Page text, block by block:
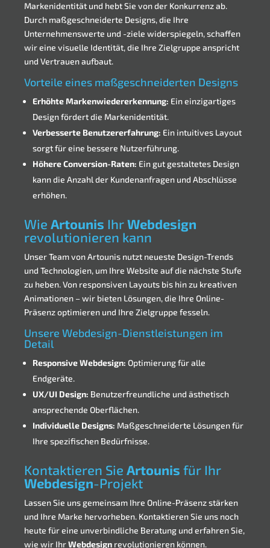
Markenidentität und hebt Sie von der Konkurrenz ab.
Durch maßgeschneiderte Designs, die Ihre
Unternehmenswerte und -ziele widerspiegeln, schaffen
wir eine visuelle Identität, die Ihre Zielgruppe anspricht
und Vertrauen aufbaut.
Vorteile eines maßgeschneiderten Designs
Erhöhte Markenwiedererkennung: Ein einzigartiges
Design fördert die Markenidentität.
Verbesserte Benutzererfahrung: Ein intuitives Layout
sorgt für eine bessere Nutzerführung.
Höhere Conversion-Raten: Ein gut gestaltetes Design
kann die Anzahl der Kundenanfragen und Abschlüsse
erhöhen.
Wie Artounis IhrWebdesign
revolutionieren kann
Unser Team von Artounis nutzt neueste Design-Trends
und Technologien, um Ihre Website auf die nächste Stufe
zu heben. Von responsiven Layouts bis hin zu kreativen
Animationen – wir bieten Lösungen, die Ihre Online-
Präsenz optimieren und Ihre Zielgruppe fesseln.
Unsere Webdesign-Dienstleistungen im
Detail
Responsive Webdesign: Optimierung für alle
Endgeräte.
UX/UI Design: Benutzerfreundliche und ästhetisch
ansprechende Oberflächen.
Individuelle Designs: Maßgeschneiderte Lösungen für
Ihre spezifischen Bedürfnisse.
Kontaktieren Sie Artounis für Ihr
Webdesign-Projekt
Lassen Sie uns gemeinsam Ihre Online-Präsenz stärken
und Ihre Marke hervorheben. Kontaktieren Sie uns noch
heute für eine unverbindliche Beratung und erfahren Sie,
wie wir IhrWebdesign revolutionieren können.